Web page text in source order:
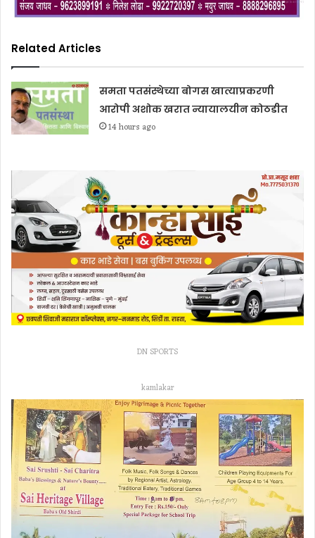
Related Articles
समता पतसंस्थेच्या बोगस खात्याप्रकरणी
आरोपी अशोक खरात न्यायालयीन कोठडीत
14 hours ago
DN SPORTS
kamlakar